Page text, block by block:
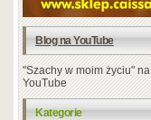
Blog na YouTube
"Szachy w moim życiu" na
YouTube
Kategorie